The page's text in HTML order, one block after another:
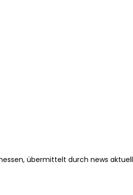
übermittelt durch news aktuell